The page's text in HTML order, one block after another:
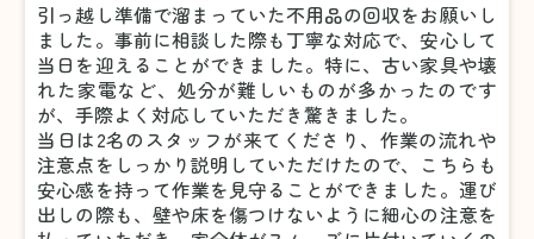
引っ越し準備で溜まっていた不用品の回収をお願いし
ました。事前に相談した際も丁寧な対応で、安心して
当日を迎えることができました。特に、古い家具や壊
れた家電など、処分が難しいものが多かったのです
が、手際よく対応していただき驚きました。
当日は2名のスタッフが来てくださり、作業の流れや
注意点をしっかり説明していただけたので、こちらも
安心感を持って作業を見守ることができました。運び
出しの際も、壁や床を傷つけないように細心の注意を